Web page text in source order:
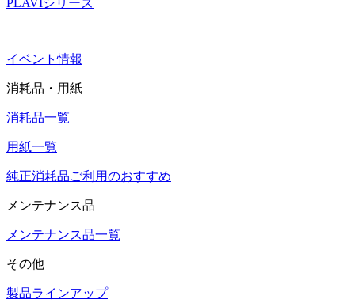
PLAVIシリーズ
イベント情報
消耗品・用紙
消耗品一覧
用紙一覧
純正消耗品ご利用のおすすめ
メンテナンス品
メンテナンス品一覧
その他
製品ラインアップ